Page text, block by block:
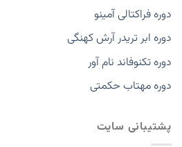
دوره فراکتالی آمینو
دوره ابر تریدر آرش کهنگی
دوره تکنوفاند نام آور
دوره مهتاب حکمتی
پشتیبانی سایت